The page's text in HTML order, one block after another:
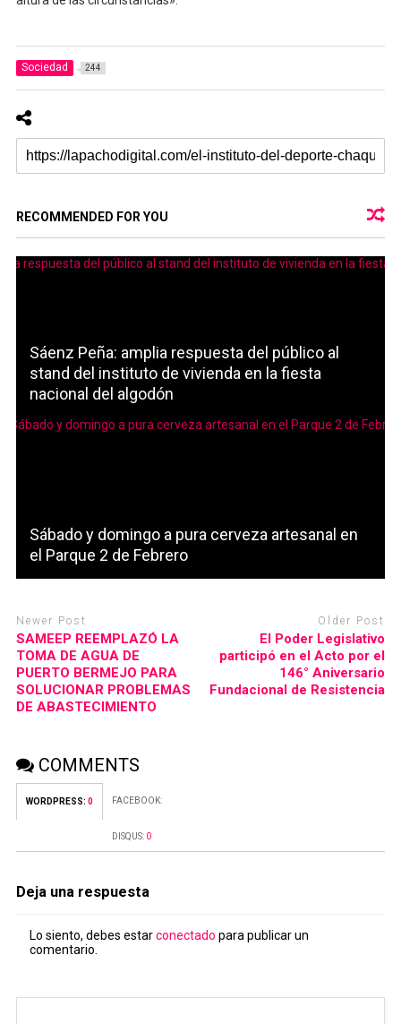
Sociedad 244
RECOMMENDED FOR YOU
Sáenz Peña: amplia respuesta del público al
stand del instituto de vivienda en la fiesta
nacional del algodón
Sábado y domingo a pura cerveza artesanal en
el Parque 2 de Febrero
Newer Post
SAMEEP REEMPLAZÓ LA
TOMA DE AGUA DE
PUERTO BERMEJO PARA
SOLUCIONAR PROBLEMAS
DE ABASTECIMIENTO
Older Post
El Poder Legislativo
participó en el Acto por el
146° Aniversario
Fundacional de Resistencia
COMMENTS
WORDPRESS: 0 FACEBOOK:
DISQUS: 0
Deja una respuesta
Lo siento, debes estarconectado para publicar un
comentario.